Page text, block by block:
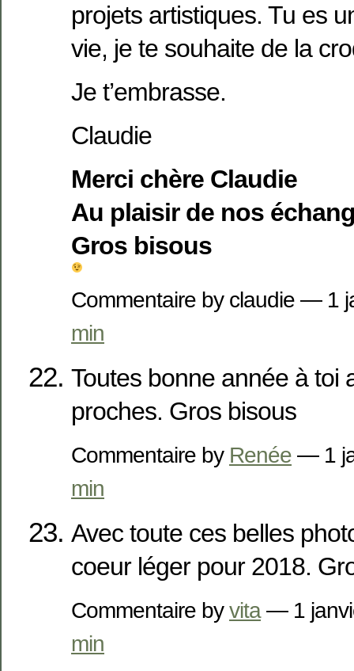
projets artistiques. Tu es
vie, je te souhaite de la
Je t’embrasse.
Claudie
Merci chère Claudie
Au plaisir de nos
Gros bisous
Commentaire by claudie — 1
min
Toutes bonne année à toi
proches. Gros bisous
Commentaire by Renée — 1
min
Avec toute ces belles
coeur léger pour 2018.
Commentaire byvita— 1
min